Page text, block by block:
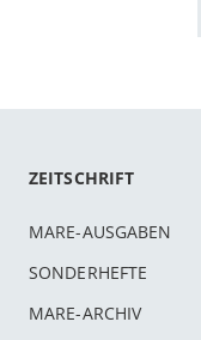
ZEITSCHRIFT
MARE-AUSGABEN
SONDERHEFTE
MARE-ARCHIV